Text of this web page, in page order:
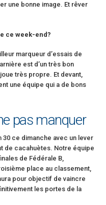
une bonne image. Et rêver
ce week-end?
marqueur d’essais de
est d’un très bon
très propre. Et devant,
une équipe qui a de bons
pas manquer
30 ce dimanche avec un lever
de cacahuètes. Notre équipe
de Fédérale B,
place au classement,
pour objectif de vaincre
les portes de la